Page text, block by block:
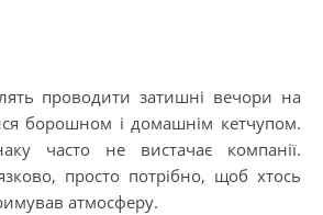
проводити затишні вечори на
борошном і домашнім кетчупом.
часто не вистачає компанії.
просто потрібно, щоб хтось
атмосферу.